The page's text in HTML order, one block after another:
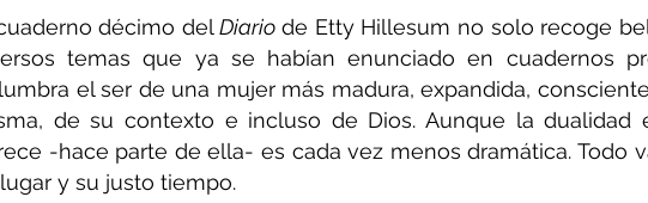
décimo del Diario de Etty Hillesum no solo recoge
temas que ya se habían enunciado en cuadernos
el ser de una mujer más madura, expandida,
de su contexto e incluso de Dios. Aunque la dualidad
-hace parte de ella- es cada vez menos dramática. Todo
y su justo tiempo.